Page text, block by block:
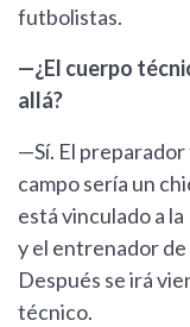
futbolistas.
—¿El cuerpo
allá?
—Sí. El preparador
campo sería un
está vinculado a
y el entrenador
Después se irá
técnico.